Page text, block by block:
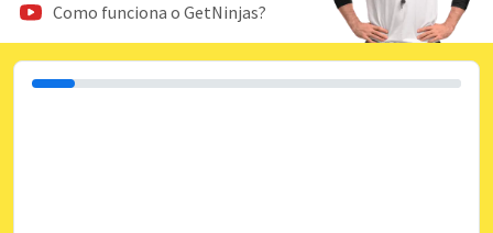
Como funciona o GetNinjas?